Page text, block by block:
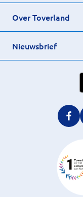
Over Toverland
Nieuwsbrief